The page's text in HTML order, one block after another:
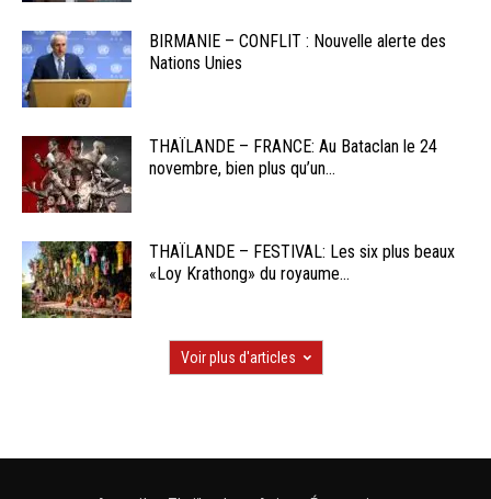
BIRMANIE – CONFLIT : Nouvelle alerte des
Nations Unies
THAÏLANDE – FRANCE: Au Bataclan le 24
novembre, bien plus qu’un...
THAÏLANDE – FESTIVAL: Les six plus beaux
«Loy Krathong» du royaume...
Voir plus d'articles